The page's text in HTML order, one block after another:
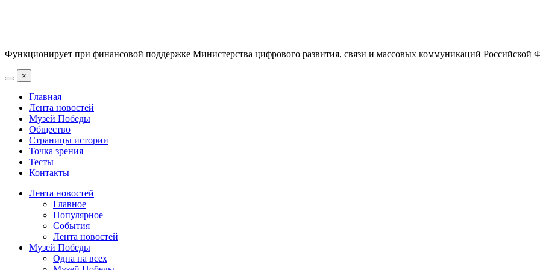
Функционирует при финансовой поддержке Министерства цифрового развития, связи и массовых коммуникаций Российской
×
Главная
Лента новостей
Музей Победы
Общество
Страницы истории
Точка зрения
Тесты
Контакты
Лента новостей
Главное
Популярное
События
Лента новостей
Музей Победы
Одна на всех